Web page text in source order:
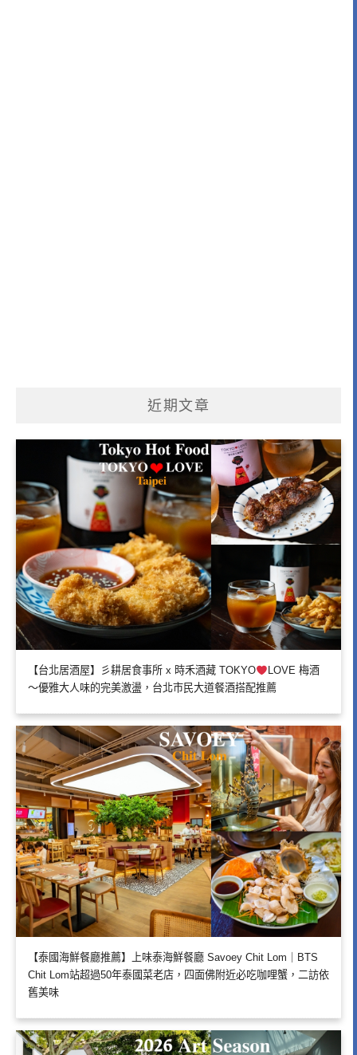
近期文章
【台北居酒屋】彡耕居食事所 x 時禾酒藏 TOKYO
LOVE 梅酒
～優雅大人味的完美激盪，台北市民大道餐酒搭配推薦
【泰國海鮮餐廳推薦】上味泰海鮮餐廳 Savoey Chit Lom｜BTS
Chit Lom站超過50年泰國菜老店，四面佛附近必吃咖哩蟹，二訪依
舊美味